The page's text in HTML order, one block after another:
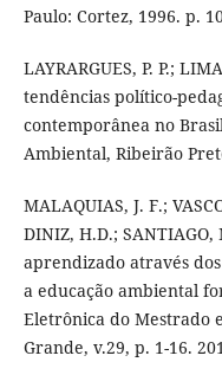
Paulo: Cortez, 1996. p.
LAYRARGUES, P. P.;
tendências político-
contemporânea no
Ambiental, Ribeirão
MALAQUIAS, J. F.;
DINIZ, H.D.;
aprendizado através
a educação ambiental
Eletrônica do Mestrado
Grande, v.29, p. 1-16.